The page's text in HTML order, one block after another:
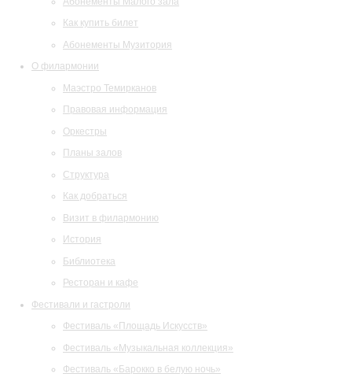
Как купить билет
Абонементы Музитория
О филармонии
Маэстро Темирканов
Правовая информация
Оркестры
Планы залов
Структура
Как добраться
Визит в филармонию
История
Библиотека
Ресторан и кафе
Фестивали и гастроли
Фестиваль «Площадь Искусств»
Фестиваль «Музыкальная коллекция»
Фестиваль «Барокко в белую ночь»